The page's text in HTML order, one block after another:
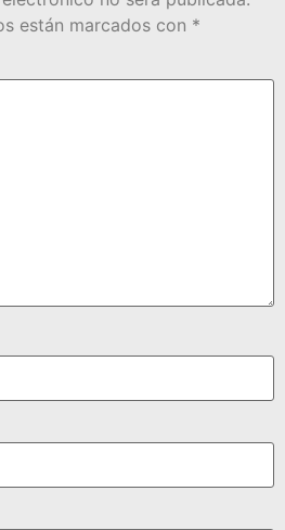
están marcados con *